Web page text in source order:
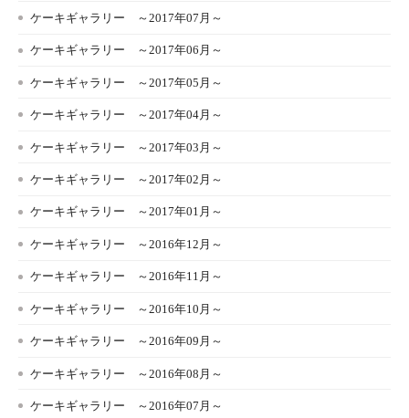
ケーキギャラリー ～2017年07月～
ケーキギャラリー ～2017年06月～
ケーキギャラリー ～2017年05月～
ケーキギャラリー ～2017年04月～
ケーキギャラリー ～2017年03月～
ケーキギャラリー ～2017年02月～
ケーキギャラリー ～2017年01月～
ケーキギャラリー ～2016年12月～
ケーキギャラリー ～2016年11月～
ケーキギャラリー ～2016年10月～
ケーキギャラリー ～2016年09月～
ケーキギャラリー ～2016年08月～
ケーキギャラリー ～2016年07月～